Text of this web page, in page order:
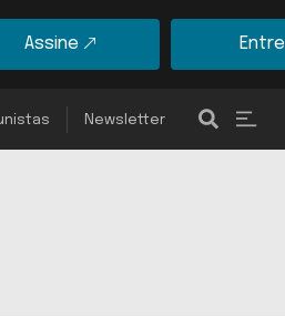
Assine Entre
Newsletter